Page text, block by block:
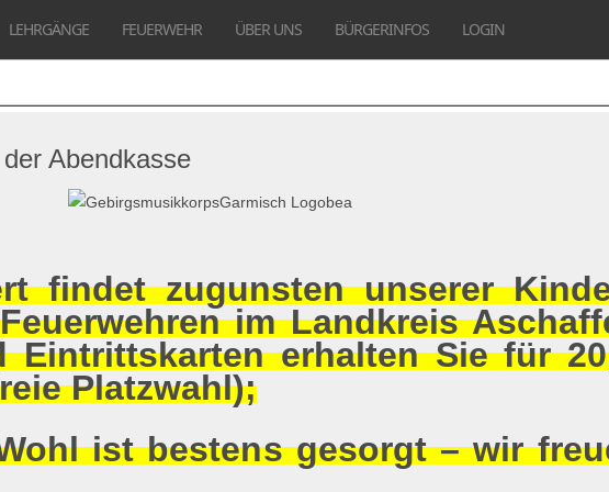
LEHRGÄNGE FEUERWEHR ÜBER UNS BÜRGERINFOS LOGIN
Abendkasse
findet zugunsten unserer
im Landkreis
Eintrittskarten erhalten Sie für
Platzwahl);
ist bestens gesorgt – wir